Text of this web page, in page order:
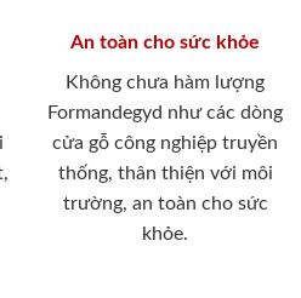
An toàn cho sức khỏe
Không chưa hàm lượng
Formandegyd như các dòng
cửa gỗ công nghiệp truyền
thống, thân thiện với môi
trường, an toàn cho sức
khỏe.